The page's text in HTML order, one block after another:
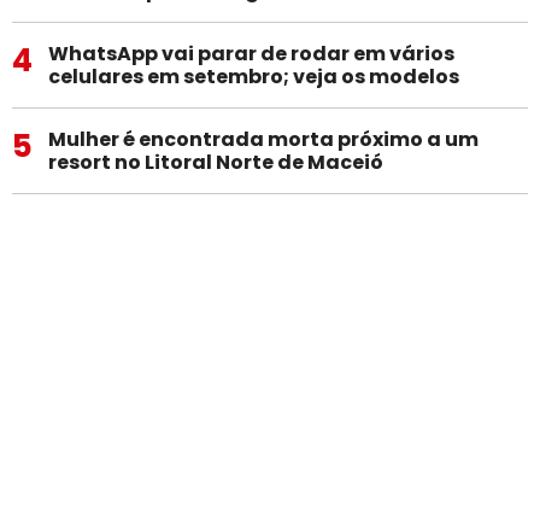
4
WhatsApp vai parar de rodar em vários
celulares em setembro; veja os modelos
5
Mulher é encontrada morta próximo a um
resort no Litoral Norte de Maceió